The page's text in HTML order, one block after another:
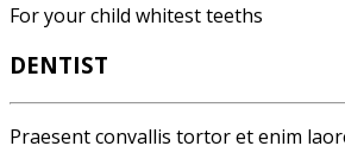
For your child whitest teeths
DENTIST
Praesent convallis tortor et enim